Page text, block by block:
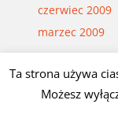
czerwiec 2009
marzec 2009
© Czesław
Ta strona używa
Możesz